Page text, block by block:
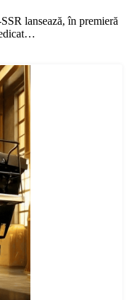
lansează, în premieră